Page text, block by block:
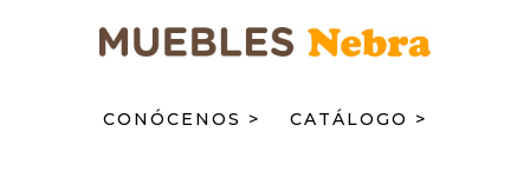
CONÓCENOS > CATÁLOGO >